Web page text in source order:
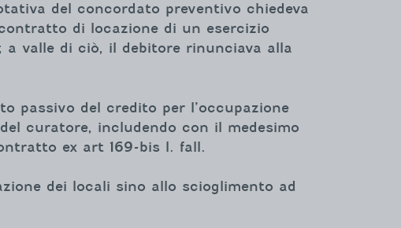
del concordato preventivo chiedeva
di locazione di un esercizio
valle di ciò, il debitore rinunciava alla
passivo del credito per l’occupazione
curatore, includendo con il medesimo
ex art 169-bis l. fall.
dei locali sino allo scioglimento ad